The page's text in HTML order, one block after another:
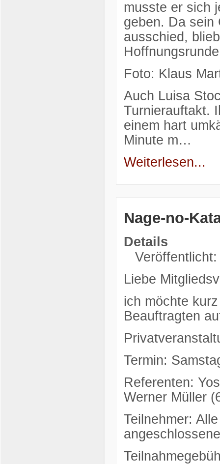
musste er sich
geben. Da sein
ausschied,
Foto: Klaus
Auch Luisa
Turnierauftakt.
einem hart
Minute m…
Weiterlesen...
Nage-no-
Details
Liebe
ich möchte
Beauftragten
Termin:
Referenten:
Werner Müller
Teilnehmer: